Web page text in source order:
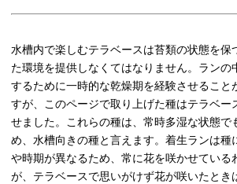
水槽内で楽しむテラベースは苔類の状態を保
た環境を提供しなくてはなりません。ランの
するために一時的な乾燥期を経験させること
すが、このページで取り上げた種はテラベー
せました。これらの種は、常時多湿な状態で
め、水槽向きの種と言えます。着生ランは種
や時期が異なるため、常に花を咲かせている
が、テラベースで思いがけず花が咲いたとき